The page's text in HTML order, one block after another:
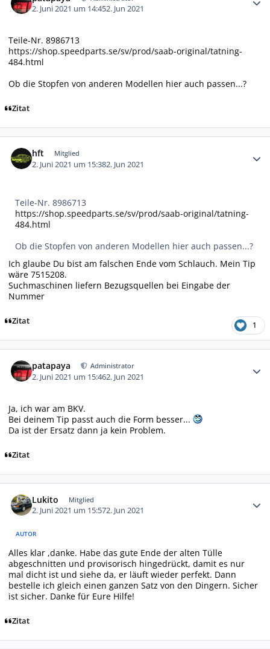
2. Juni 2021 um 14:452. Jun 2021
Teile-Nr. 8986713
https://shop.speedparts.se/sv/prod/saab-original/tatning-
484.html
Ob die Stopfen von anderen Modellen hier auch passen...?
Zitat
hft Mitglied
2. Juni 2021 um 15:382. Jun 2021
Teile-Nr. 8986713
https://shop.speedparts.se/sv/prod/saab-original/tatning-
484.html
Ob die Stopfen von anderen Modellen hier auch passen...?
Ich glaube Du bist am falschen Ende vom Schlauch. Mein Tip
wäre 7515208.
Suchmaschinen liefern Bezugsquellen bei Eingabe der
Nummer
Zitat 1
patapaya Administrator
2. Juni 2021 um 15:462. Jun 2021
Ja, ich war am BKV.
Bei deinem Tip passt auch die Form besser...
Da ist der Ersatz dann ja kein Problem.
Zitat
Lukito Mitglied
2. Juni 2021 um 15:572. Jun 2021
AUTOR
Alles klar ,danke. Habe das gute Ende der alten Tülle
abgeschnitten und provisorisch hingedrückt, damit es nur
mal dicht ist und siehe da, er läuft wieder perfekt. Dann
bestelle ich gleich einen ganzen Satz von den Dingern. Sicher
ist sicher. Danke für Eure Hilfe!
Zitat